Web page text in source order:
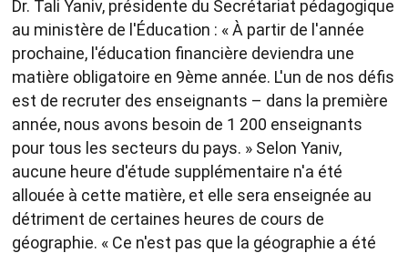
Dr. Tali Yaniv, présidente du Secrétariat pédagogique
au ministère de l'Éducation : « À partir de l'année
prochaine, l'éducation financière deviendra une
matière obligatoire en 9ème année. L'un de nos défis
est de recruter des enseignants – dans la première
année, nous avons besoin de 1 200 enseignants
pour tous les secteurs du pays. » Selon Yaniv,
aucune heure d'étude supplémentaire n'a été
allouée à cette matière, et elle sera enseignée au
détriment de certaines heures de cours de
géographie. « Ce n'est pas que la géographie a été